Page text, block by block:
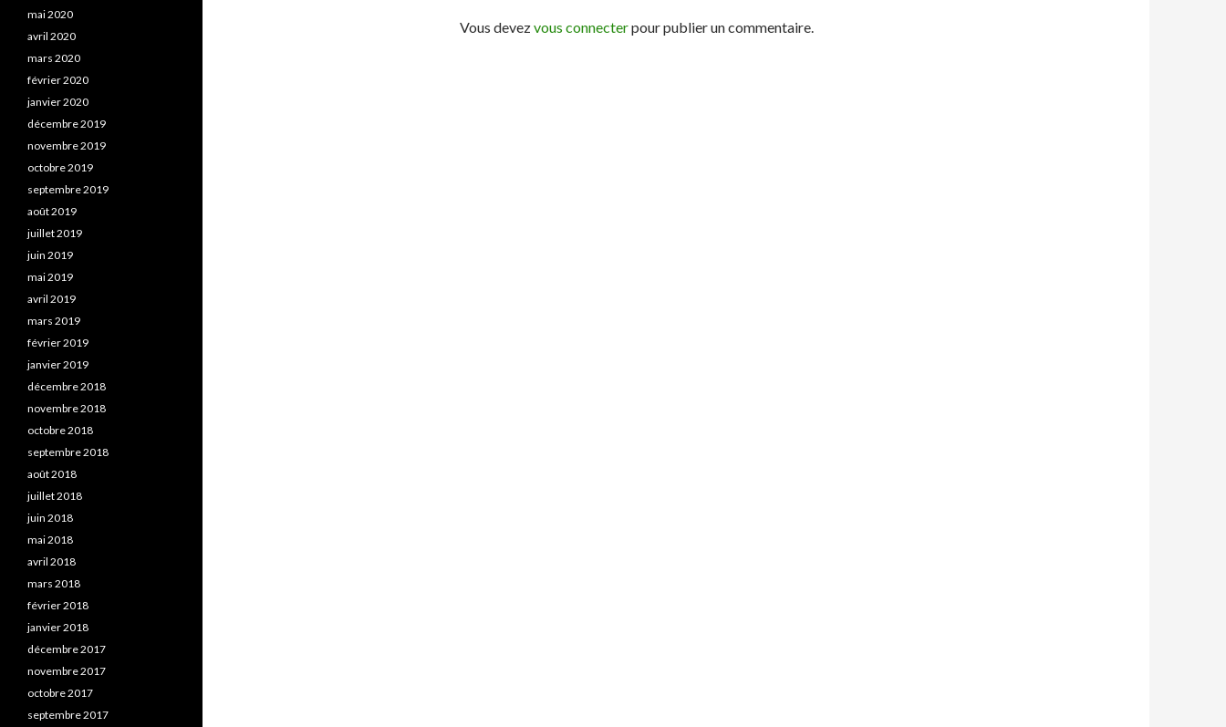
Vous devezvous connecterpour publier un commentaire.
mai 2020
avril 2020
mars 2020
février 2020
janvier 2020
décembre 2019
novembre 2019
octobre 2019
septembre 2019
août 2019
juillet 2019
juin 2019
mai 2019
avril 2019
mars 2019
février 2019
janvier 2019
décembre 2018
novembre 2018
octobre 2018
septembre 2018
août 2018
juillet 2018
juin 2018
mai 2018
avril 2018
mars 2018
février 2018
janvier 2018
décembre 2017
novembre 2017
octobre 2017
septembre 2017